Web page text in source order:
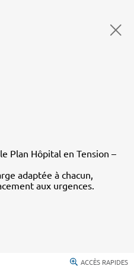
Plan Hôpital en Tension –
adaptée à chacun,
aux urgences.
ACCÈS RAPIDES